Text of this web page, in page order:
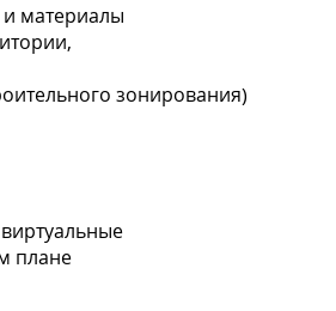
материалы
зонирования)
плане